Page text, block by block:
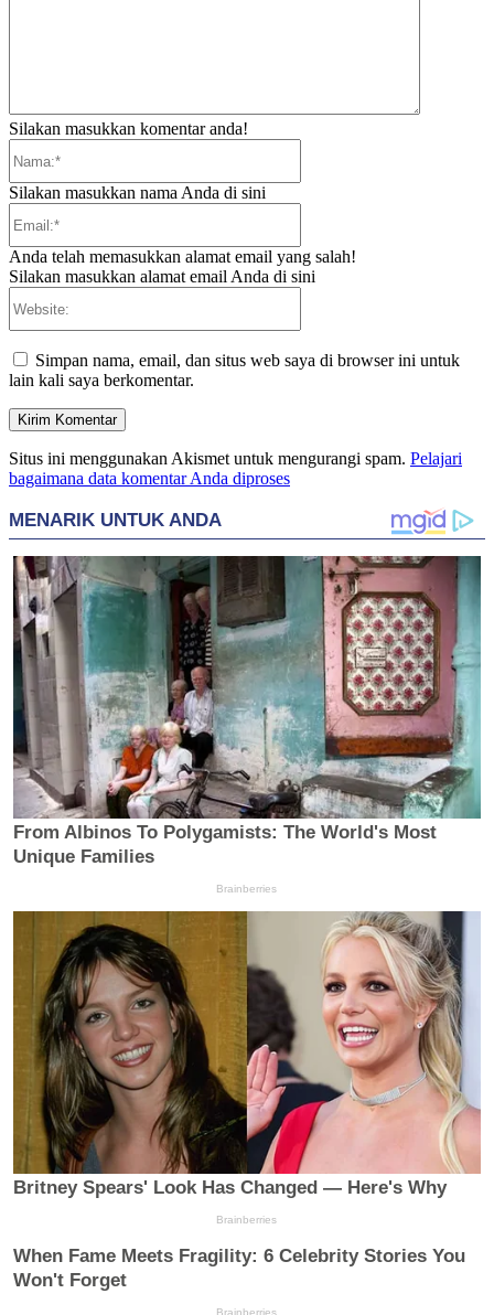
Silakan masukkan komentar anda!
Silakan masukkan nama Anda di sini
Anda telah memasukkan alamat email yang salah!
Silakan masukkan alamat email Anda di sini
Simpan nama, email, dan situs web saya di browser ini untuk
lain kali saya berkomentar.
Situs ini menggunakan Akismet untuk mengurangi spam. Pelajari
bagaimana data komentar Anda diproses